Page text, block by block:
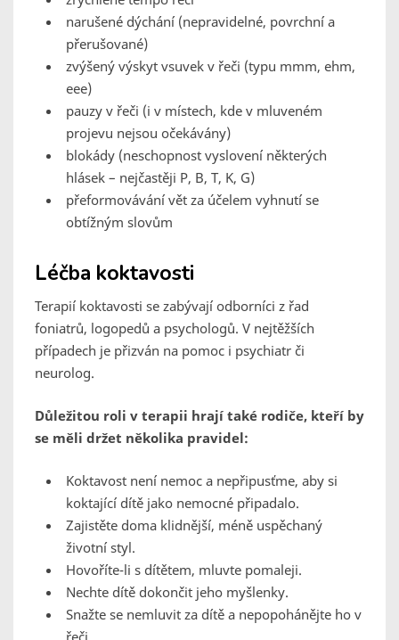
narušené dýchání (nepravidelné, povrchní a
přerušované)
zvýšený výskyt vsuvek v řeči (typu mmm, ehm,
eee)
pauzy v řeči (i v místech, kde v mluveném
projevu nejsou očekávány)
blokády (neschopnost vyslovení některých
hlásek – nejčastěji P, B, T, K, G)
přeformovávání vět za účelem vyhnutí se
obtížným slovům
Léčba koktavosti
Terapií koktavosti se zabývají odborníci z řad
foniatrů, logopedů a psychologů. V nejtěžších
případech je přizván na pomoc i psychiatr či
neurolog.
Důležitou roli v terapii hrají také rodiče, kteří by
se měli držet několika pravidel:
Koktavost není nemoc a nepřipusťme, aby si
koktající dítě jako nemocné připadalo.
Zajistěte doma klidnější, méně uspěchaný
životní styl.
Hovoříte-li s dítětem, mluvte pomaleji.
Nechte dítě dokončit jeho myšlenky.
Snažte se nemluvit za dítě a nepopohánějte ho v